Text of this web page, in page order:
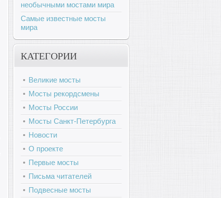
необычными мостами мира
Самые известные мосты
мира
КАТЕГОРИИ
Великие мосты
Мосты рекордсмены
Мосты России
Мосты Санкт-Петербурга
Новости
О проекте
Первые мосты
Письма читателей
Подвесные мосты